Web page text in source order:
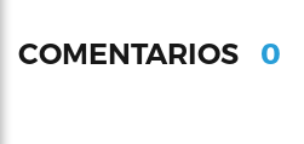
COMENTARIOS 0